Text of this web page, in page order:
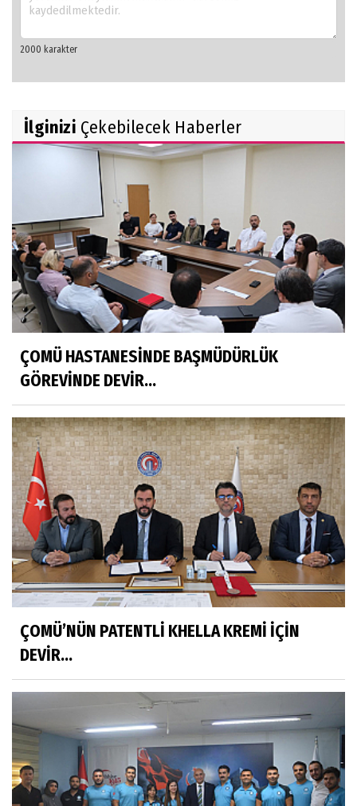
İlginizi Çekebilecek Haberler
ÇOMÜ HASTANESİNDE BAŞMÜDÜRLÜK
GÖREVİNDE DEVİR...
ÇOMÜ’NÜN PATENTLİ KHELLA KREMİ İÇİN
DEVİR...